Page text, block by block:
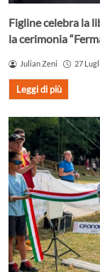
Figline celebra la
la cerimonia
Julian Zeni 27
Leggi di più